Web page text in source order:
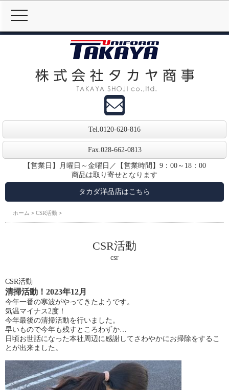
Tel.0120-620-816
Fax.028-662-0813
【営業日】月曜日～金曜日／【営業時間】9：00～18：00
商品は取り寄せとなります
タカダ洋品店はこちら
MENU
ホーム > CSR活動 >
CSR活動
csr
CSR活動
清掃活動！2023年12月
今年一番の寒波がやってきたようです。
気温マイナス2度！
今年最後の清掃活動を行いました。
早いもので今年も残すところわずか…
日頃お世話になった本社周辺に感謝してさわやかにお掃除をするこ
とが出来ました。